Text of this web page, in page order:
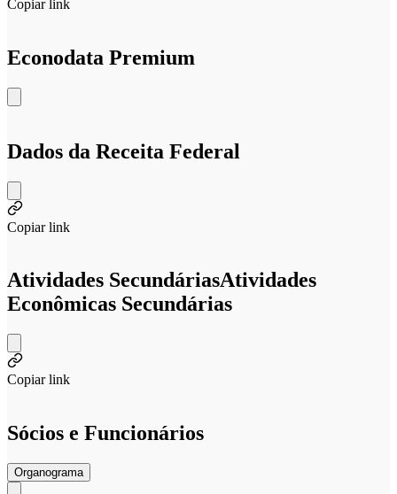
Copiar link
Econodata Premium
Dados da Receita Federal
Copiar link
Atividades SecundáriasAtividades
Econômicas Secundárias
Copiar link
Sócios e Funcionários
Organograma